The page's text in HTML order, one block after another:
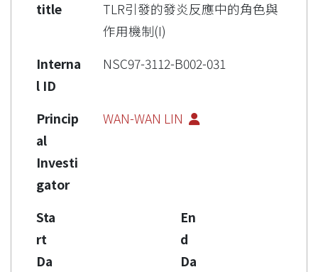
title
TLR引發的發炎反應中的角色與
作用機制(I)
Interna
l ID
NSC97-3112-B002-031
Princip
al
Investi
gator
WAN-WAN LIN
Sta
rt
Da
En
d
Da